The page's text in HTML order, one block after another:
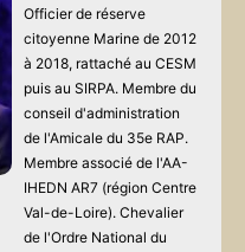
Officier de réserve
citoyenne Marine de 2012
à 2018, rattaché au CESM
puis au SIRPA. Membre du
conseil d'administration
de l'Amicale du 35e RAP.
Membre associé de l'AA-
IHEDN AR7 (région Centre
Val-de-Loire). Chevalier
de l'Ordre National du